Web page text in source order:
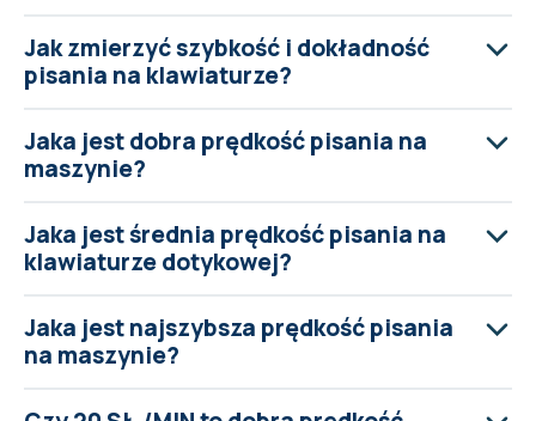
Jak zmierzyć szybkość i dokładność
pisania na klawiaturze?
Jaka jest dobra prędkość pisania na
maszynie?
Jaka jest średnia prędkość pisania na
klawiaturze dotykowej?
Jaka jest najszybsza prędkość pisania
na maszynie?